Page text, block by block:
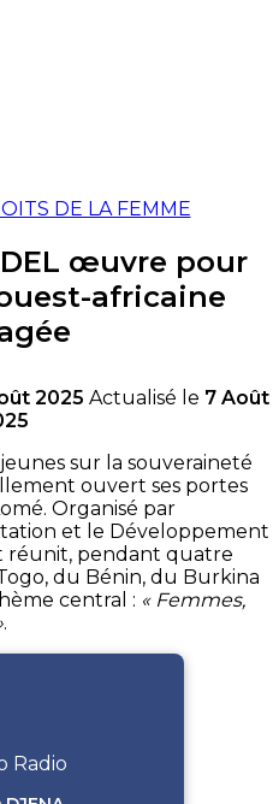
DE LA FEMME
œuvre pour
africaine
2025 Actualisé le 7 Août
sur la souveraineté
ouvert ses portes
Organisé par
et le Développement
réunit, pendant quatre
du Bénin, du Burkina
central : « Femmes,
.